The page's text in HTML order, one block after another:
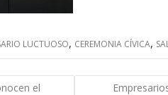
LUCTUOSO, CEREMONIA CÍVICA,
el